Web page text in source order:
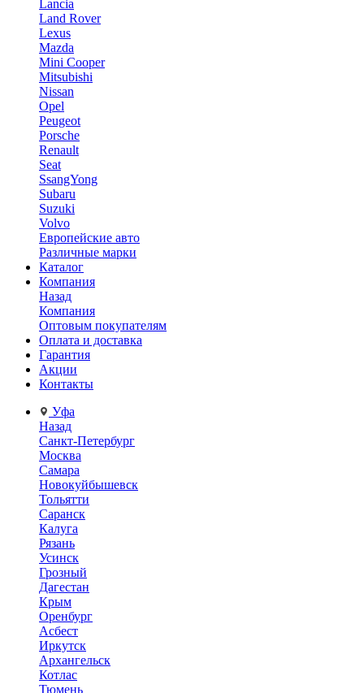
Lancia
Land Rover
Lexus
Mazda
Mini Cooper
Mitsubishi
Nissan
Opel
Peugeot
Porsche
Renault
Seat
SsangYong
Subaru
Suzuki
Volvo
Европейские авто
Различные марки
Каталог
Компания
Назад
Компания
Оптовым покупателям
Оплата и доставка
Гарантия
Акции
Контакты
Уфа
Назад
Санкт-Петербург
Москва
Самара
Новокуйбышевск
Тольятти
Саранск
Калуга
Рязань
Усинск
Грозный
Дагестан
Крым
Оренбург
Асбест
Иркутск
Архангельск
Котлас
Тюмень